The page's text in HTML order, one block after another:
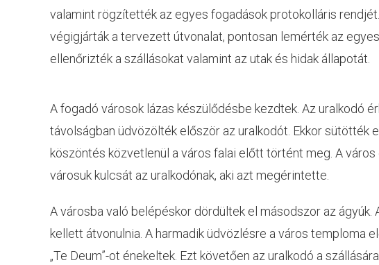
valamint rögzítették az egyes fogadások protokolláris
végigjárták a tervezett útvonalat, pontosan lemérték az
ellenőrizték a szállásokat valamint az utak és hidak állapotát.
A fogadó városok lázas készülődésbe kezdtek. Az uralkodó
távolságban üdvözölték először az uralkodót. Ekkor sütötték
köszöntés közvetlenül a város falai előtt történt meg. A
városuk kulcsát az uralkodónak, aki azt megérintette.
A városba való belépéskor dördültek el másodszor az ágyúk.
kellett átvonulnia. A harmadik üdvözlésre a város temploma
„Te Deum”-ot énekeltek. Ezt követően az uralkodó a